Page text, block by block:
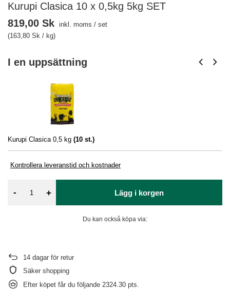
Kurupi Clasica 10 x 0,5kg 5kg SET
I en uppsättning
Kurupi Clasica 0,5 kg (10 st.)
Kontrollera leveranstid och kostnader
819,00 Sk inkl. moms / set
(163,80 Sk / kg)
- + Lägg i korgen
Du kan också köpa via:
14 dagar för retur
Säker shopping
Efter köpet får du följande 2324.30 pts.